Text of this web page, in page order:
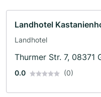
Landhotel
Landhotel
Thurmer Str. 7, 08371
0.0 (0)